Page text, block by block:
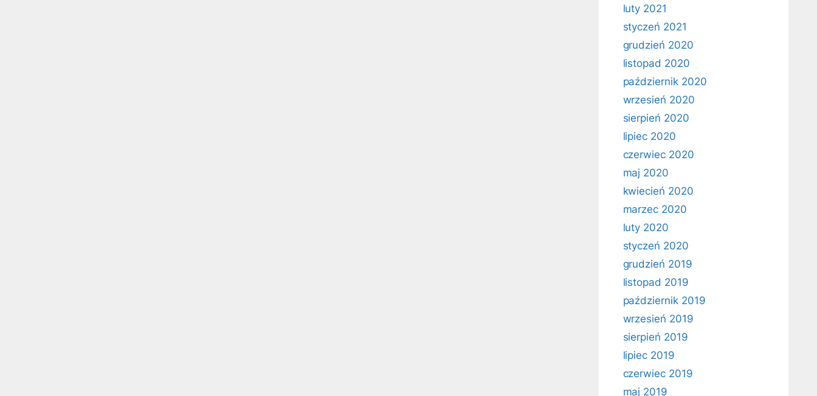
luty 2021
styczeń 2021
grudzień 2020
listopad 2020
październik 2020
wrzesień 2020
sierpień 2020
lipiec 2020
czerwiec 2020
maj 2020
kwiecień 2020
marzec 2020
luty 2020
styczeń 2020
grudzień 2019
listopad 2019
październik 2019
wrzesień 2019
sierpień 2019
lipiec 2019
czerwiec 2019
maj 2019